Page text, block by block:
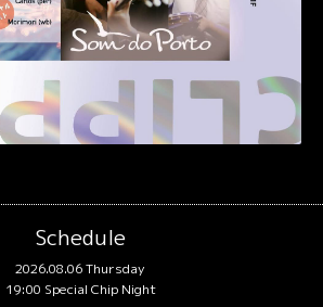
Schedule
2026.08.06 Thursday
19:00 Special Chip Night